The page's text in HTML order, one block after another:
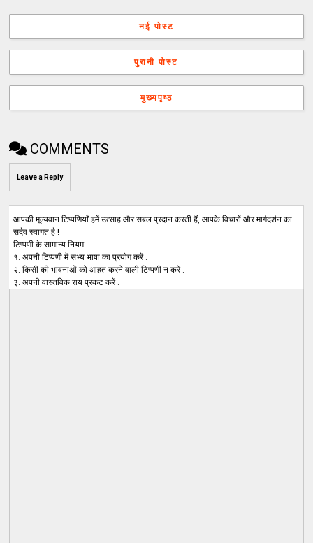
नई पोस्ट
पुरानी पोस्ट
मुख्यपृष्ठ
COMMENTS
Leave a Reply
आपकी मूल्यवान टिप्पणियाँ हमें उत्साह और सबल प्रदान करती हैं, आपके विचारों और मार्गदर्शन का
सदैव स्वागत है !
टिप्पणी के सामान्य नियम -
१. अपनी टिप्पणी में सभ्य भाषा का प्रयोग करें .
२. किसी की भावनाओं को आहत करने वाली टिप्पणी न करें .
३. अपनी वास्तविक राय प्रकट करें .